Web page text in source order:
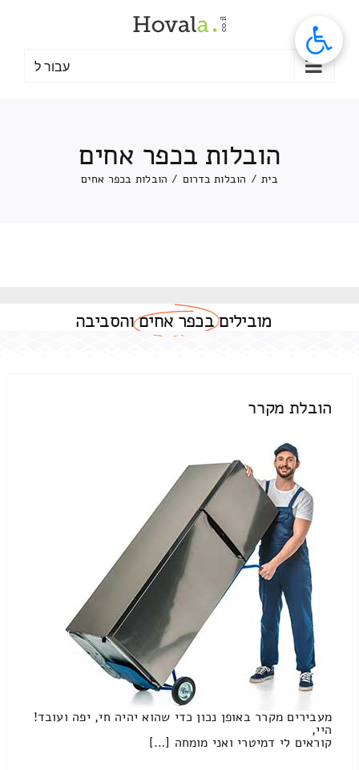
עבור ל
הובלות בכפר אחים
בית / הובלות בדרום / הובלות בכפר אחים
מוביליםבכפר אחיםוהסביבה
הובלת מקרר
מעבירים מקרר באופן נכון כדי שהוא יהיה חי, יפה ועובד!
היי,
קוראים לי דמיטרי ואני מומחה […]